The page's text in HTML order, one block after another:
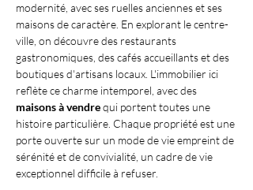
modernité, avec ses ruelles anciennes et ses
maisons de caractère. En explorant le centre-
ville, on découvre des restaurants
gastronomiques, des cafés accueillants et des
boutiques d'artisans locaux. L'immobilier ici
reflète ce charme intemporel, avec des
maisons à vendre qui portent toutes une
histoire particulière. Chaque propriété est une
porte ouverte sur un mode de vie empreint de
sérénité et de convivialité, un cadre de vie
exceptionnel difficile à refuser.